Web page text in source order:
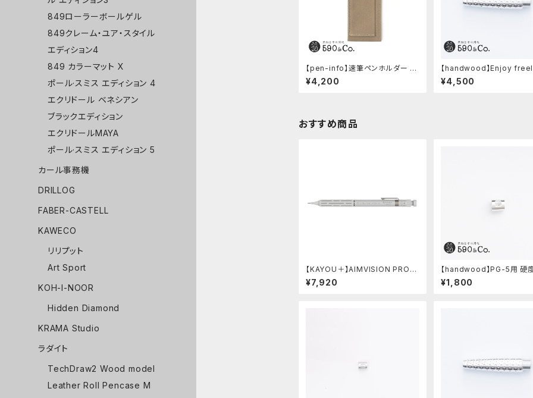
【pen-info】速筆ペンホルダー A
5スナップパッド590&Co.別注色
(ベージュ)
¥4,200
【handwood】Enjoy
軸・ディンプル(ジュラルミン)
¥4,500
おすすめ商品
【KAYOU＋】AIMVISION PRO/
エイムビジョンプロ (スノーホワイ
ト)
¥7,920
【handwood】PG-5用 硬
窓 (超超ジュラルミン/正方形
¥1,800
849ローラーボールゲル
849クレーム・ユア・スタイル
エディション4
849 カラーマット X
ポール·スミス エディション 4
エクリドール ベネシアン
ブラックエディション
エクリドールMAYA
ポール·スミス エディション 5
カール事務機
DRILLOG
FABER-CASTELL
KAWECO
リリプット
Art Sport
KOH-I-NOOR
Hidden Diamond
KRAMA Studio
ラダイト
TechDraw2 Wood model
Leather Roll Pencase M